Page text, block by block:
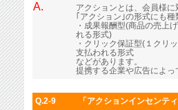
A.
アクションとは、会員様
｢アクション｣の形式にも種
・成果報酬型(商品の売上
れる形式)
・クリック保証型(１クリ
支払われる形式
などがあります。
提携する企業や広告によ
Q.2-9 「アクションインセンテ